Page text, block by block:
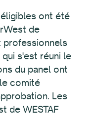
ont été
de
professionnels
s'est réuni le
du panel ont
comité
Les
de WESTAF